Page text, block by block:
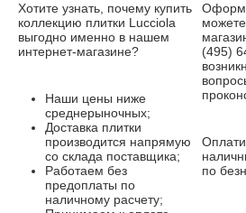
Хотите узнать, почему купить
коллекцию плитки Lucciola
выгодно именно в нашем
интернет-магазине?
Наши цены ниже
среднерыночных;
Доставка плитки
производится напрямую
со склада поставщика;
Работаем без
предоплаты по
наличному расчету;
(495)
по